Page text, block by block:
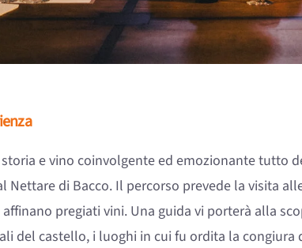
e vino coinvolgente ed emozionante tutto
Nettare di Bacco. Il percorso prevede la visita
pregiati vini. Una guida vi porterà alla
del castello, i luoghi in cui fu ordita la congiura